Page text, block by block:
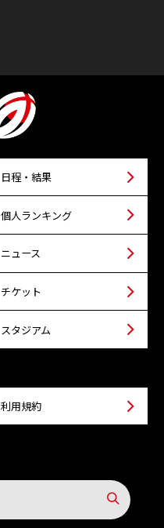
日程・結果
個人ランキング
ニュース
チケット
スタジアム
利用規約